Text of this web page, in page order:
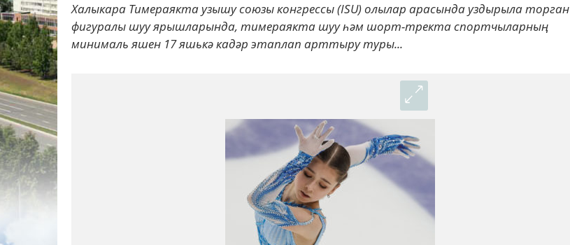
Халыкара Тимераякта узышу союзы конгрессы (ISU) олылар арасында уздырыла торган
фигуралы шуу ярышларында, тимераякта шуу һәм шорт-тректа спортчыларның
минималь яшен 17 яшькә кадәр этаплап арттыру туры...